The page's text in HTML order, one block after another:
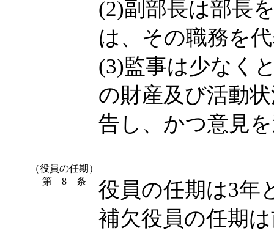
(2)副部長は部長
は、その職務を
(3)監事は少なく
の財産及び活動
告し、かつ意見
（役員の任期）
第 8 条
役員の任期は3年
補欠役員の任期